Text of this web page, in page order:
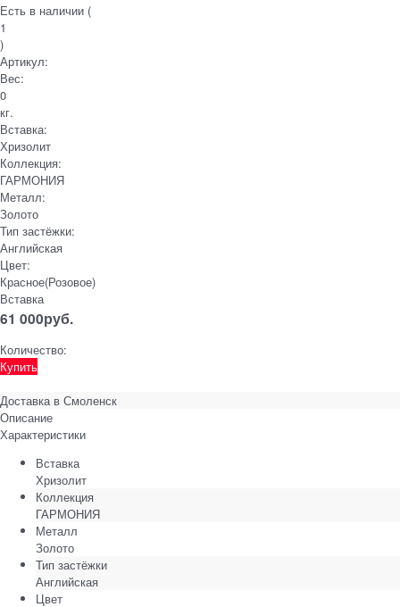
Есть в наличии (
1
)
Артикул:
Вес:
0
кг.
Вставка:
Хризолит
Коллекция:
ГАРМОНИЯ
Металл:
Золото
Тип застёжки:
Английская
Цвет:
Красное(Розовое)
Вставка
61 000руб.
Количество:
Купить
Доставка в Смоленск
Описание
Характеристики
Вставка
Хризолит
Коллекция
ГАРМОНИЯ
Металл
Золото
Тип застёжки
Английская
Цвет